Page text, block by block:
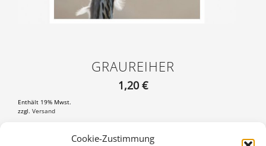
Cookie-Zustimmung
GRAUREIHER
1,20 €
Enthält 19% Mwst.
zzgl. Versand